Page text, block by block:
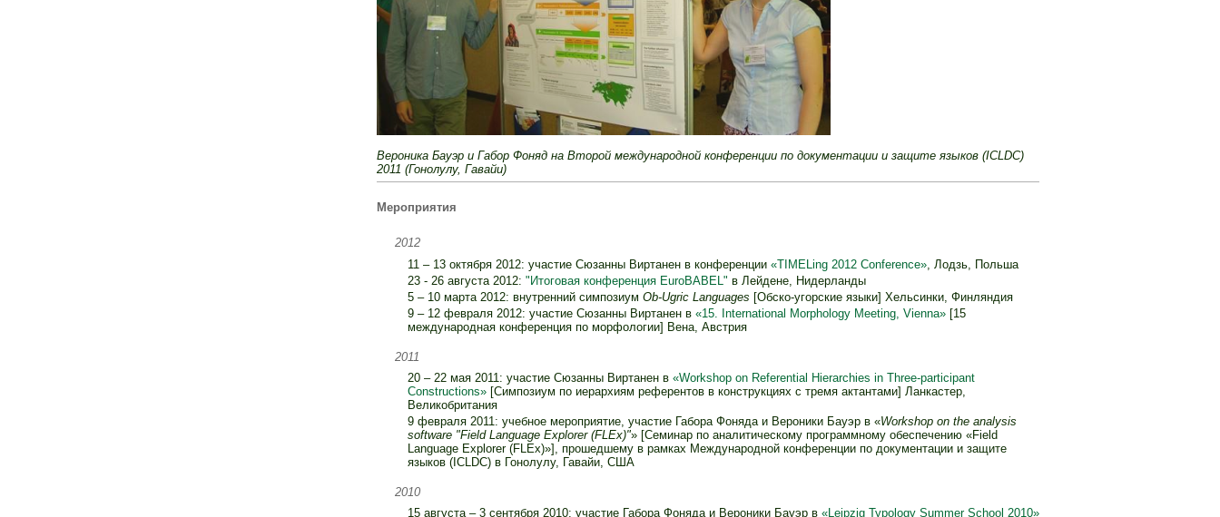
Вероника Бауэр и Габор Фоняд на Второй международной конференции по документации и защите языков (ICLDC)
2011 (Гонолулу, Гавайи)
Мероприятия
2012
11 – 13 октября 2012: участие Сюзанны Виртанен в конференции «TIMELing 2012 Conference», Лодзь, Польша
23 - 26 августа 2012: "Итоговая конференция EuroBABEL" в Лейдене, Нидерланды
5 – 10 марта 2012: внутренний симпозиум Ob-Ugric Languages [Обско-угорские языки] Хельсинки, Финляндия
9 – 12 февраля 2012: участие Сюзанны Виртанен в «15. International Morphology Meeting, Vienna»[15
международная конференция по морфологии] Вена, Австрия
2011
20 – 22 мая 2011: участие Сюзанны Виртанен в «Workshop on Referential Hierarchies in Three-participant
Constructions»[Cимпозиум по иерархиям референтов в конструкциях с тремя актантами] Ланкастер,
Великобритания
9 февраля 2011: учебное мероприятие, участие Габора Фоняда и Вероники Бауэр в «Workshop on the analysis
software "Field Language Explorer (FLEx)"» [Семинар по аналитическому программному обеспечению «Field
Language Explorer (FLEx)»], прошедшему в рамках Международной конференции по документации и защите
языков (ICLDC) в Гонолулу, Гавайи, США
2010
15 августа – 3 сентября 2010: участие Габора Фоняда и Вероники Бауэр в «Leipzig Typology Summer School 2010»